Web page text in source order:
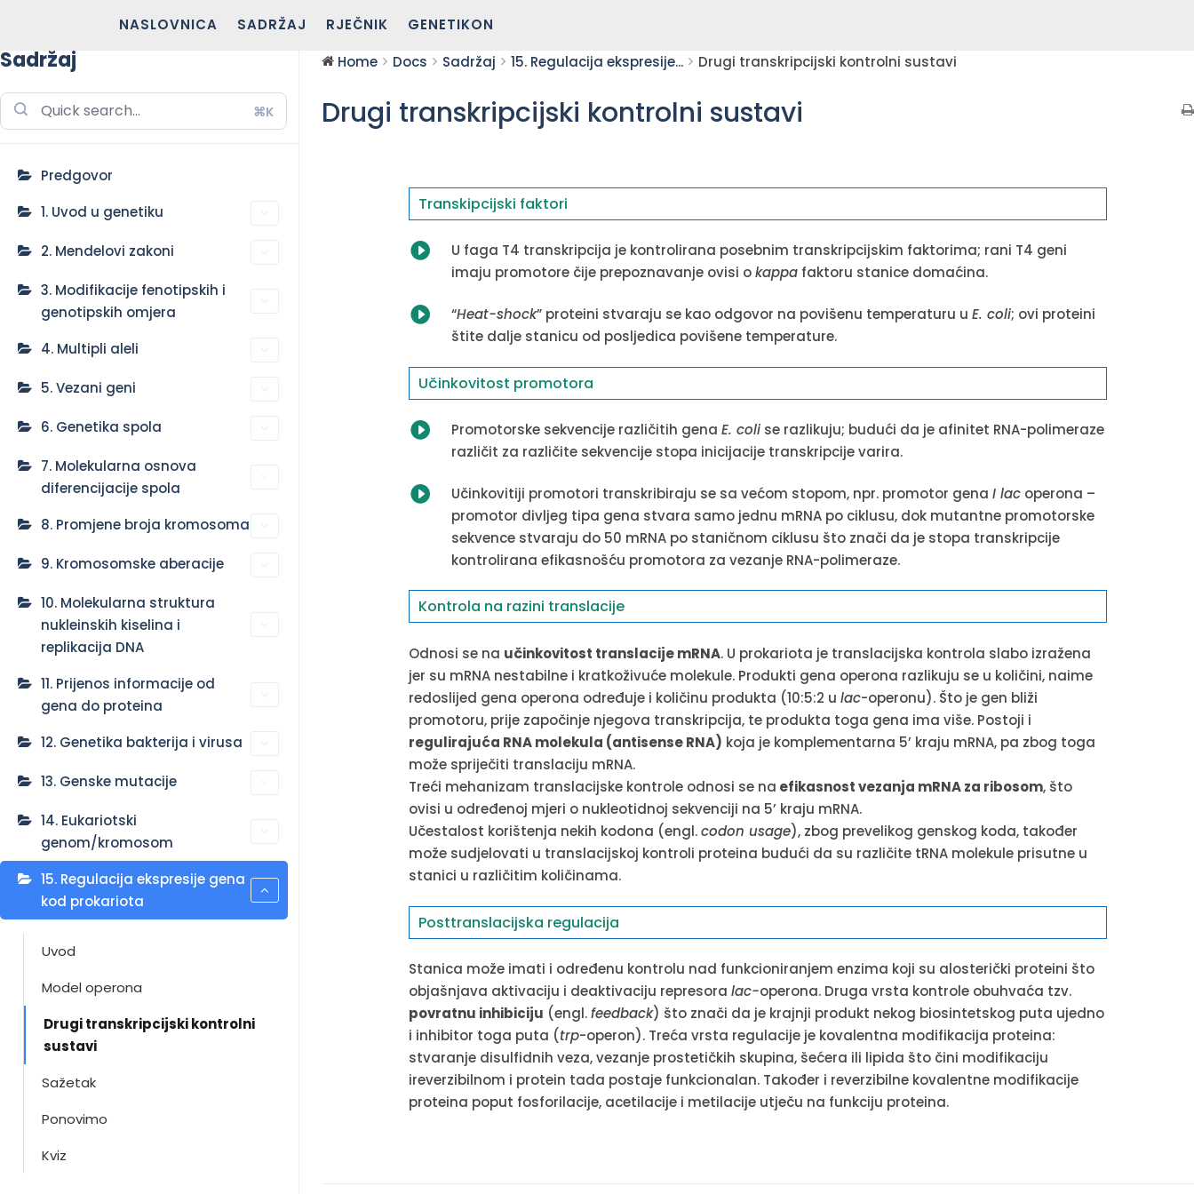
NASLOVNICA SADRŽAJ RJEČNIK GENETIKON
Sadržaj
⌘K
Predgovor
1. Uvod u genetiku
2. Mendelovi zakoni
3. Modifikacije fenotipskih i
genotipskih omjera
4. Multipli aleli
5. Vezani geni
6. Genetika spola
7. Molekularna osnova
diferencijacije spola
8. Promjene broja kromosoma
9. Kromosomske aberacije
10. Molekularna struktura
nukleinskih kiselina i
replikacija DNA
11. Prijenos informacije od
gena do proteina
12. Genetika bakterija i virusa
13. Genske mutacije
14. Eukariotski
genom/kromosom
15. Regulacija ekspresije gena
kod prokariota
Uvod
Model operona
Drugi transkripcijski kontrolni
sustavi
Sažetak
Ponovimo
Kviz
Home Docs Sadržaj 15. Regulacija ekspresije... Drugi transkripcijski kontrolni sustavi
Drugi transkripcijski kontrolni sustavi
Transkipcijski faktori

U faga T4 transkripcija je kontrolirana posebnim transkripcijskim faktorima; rani T4 geni
imaju promotore čije prepoznavanje ovisi okappafaktoru stanice domaćina.
 “Heat-shock” proteini stvaraju se kao odgovor na povišenu temperaturu u E. coli; ovi proteini
štite dalje stanicu od posljedica povišene temperature.
Učinkovitost promotora
 Promotorske sekvencije različitih gena E. colise razlikuju; budući da je afinitet RNA-polimeraze
različit za različite sekvencije stopa inicijacije transkripcije varira.
 Učinkovitiji promotori transkribiraju se sa većom stopom, npr. promotor gena I lacoperona –
promotor divljeg tipa gena stvara samo jednu mRNA po ciklusu, dok mutantne promotorske
sekvence stvaraju do 50 mRNA po staničnom ciklusu što znači da je stopa transkripcije
kontrolirana efikasnošću promotora za vezanje RNA-polimeraze.
Kontrola na razini translacije
Odnosi se na učinkovitost translacije mRNA. U prokariota je translacijska kontrola slabo izražena
jer su mRNA nestabilne i kratkoživuće molekule. Produkti gena operona razlikuju se u količini, naime
redoslijed gena operona određuje i količinu produkta (10:5:2 ulac-operonu). Što je gen bliži
promotoru, prije započinje njegova transkripcija, te produkta toga gena ima više. Postoji i
regulirajuća RNA molekula (antisense RNA) koja je komplementarna 5’ kraju mRNA, pa zbog toga
može spriječiti translaciju mRNA.
Treći mehanizam translacijske kontrole odnosi se na efikasnost vezanja mRNA za ribosom, što
ovisi u određenoj mjeri o nukleotidnoj sekvenciji na 5’ kraju mRNA.
Učestalost korištenja nekih kodona (engl.codon usage), zbog prevelikog genskog koda, također
može sudjelovati u translacijskoj kontroli proteina budući da su različite tRNA molekule prisutne u
stanici u različitim količinama.
Posttranslacijska regulacija
Stanica može imati i određenu kontrolu nad funkcioniranjem enzima koji su alosterički proteini što
objašnjava aktivaciju i deaktivaciju represoralac-operona. Druga vrsta kontrole obuhvaća tzv.
povratnu inhibiciju (engl.feedback) što znači da je krajnji produkt nekog biosintetskog puta ujedno
i inhibitor toga puta (trp-operon). Treća vrsta regulacije je kovalentna modifikacija proteina:
stvaranje disulfidnih veza, vezanje prostetičkih skupina, šećera ili lipida što čini modifikaciju
ireverzibilnom i protein tada postaje funkcionalan. Također i reverzibilne kovalentne modifikacije
proteina poput fosforilacije, acetilacije i metilacije utječu na funkciju proteina.